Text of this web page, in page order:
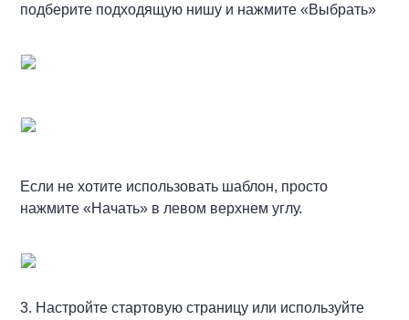
подберите подходящую нишу и нажмите «Выбрать»
Если не хотите использовать шаблон, просто
нажмите «Начать» в левом верхнем углу.
3. Настройте стартовую страницу или используйте